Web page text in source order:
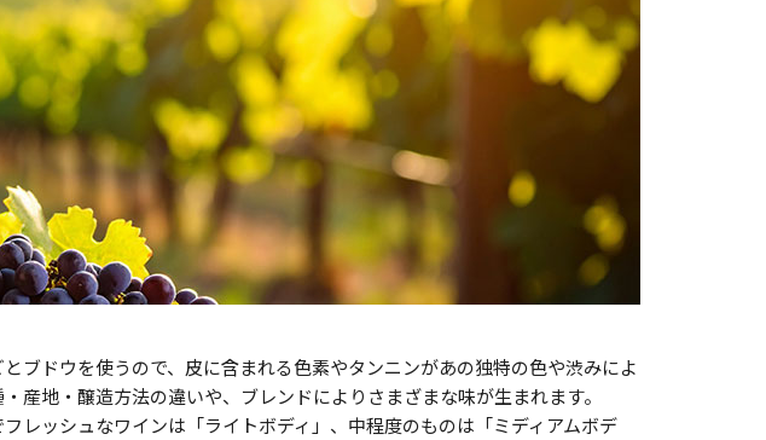
ブドウを使うので、皮に含まれる色素やタンニンがあの独特の色や渋みによ
地・醸造方法の違いや、ブレンドによりさまざまな味が生まれます。
レッシュなワインは「ライトボディ」、中程度のものは「ミディアムボデ